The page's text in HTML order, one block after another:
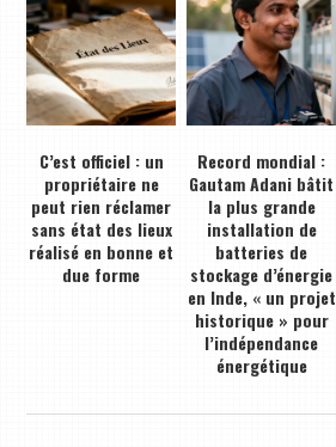
C’est officiel : un
propriétaire ne
peut rien réclamer
sans état des lieux
réalisé en bonne et
due forme
Record mondial :
Gautam Adani bâtit
la plus grande
installation de
batteries de
stockage d’énergie
en Inde, « un projet
historique » pour
l’indépendance
énergétique